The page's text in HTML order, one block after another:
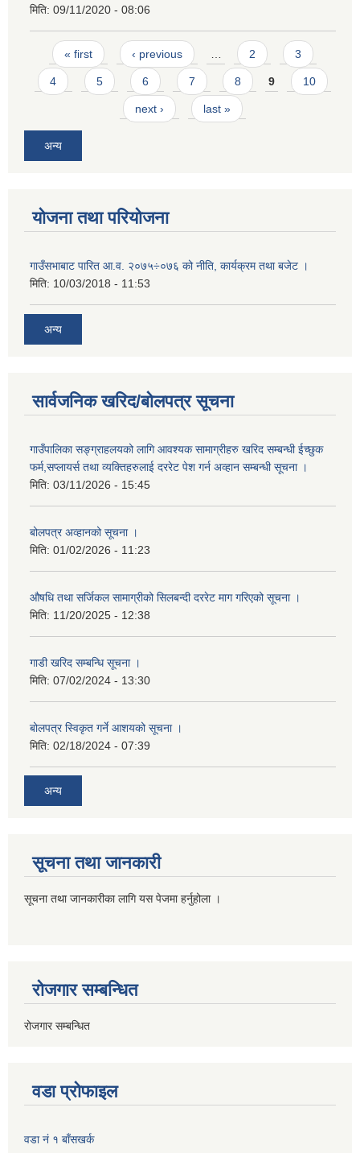
मिति: 09/11/2020 - 08:06
Pages
« first ‹ previous 2 3
4 5 6 7 8 9 10
next › last »
अन्य
योजना तथा परियोजना
गाउँसभाबाट पारित आ.व. २०७५÷०७६ को नीति, कार्यक्रम तथा बजेट ।
मिति: 10/03/2018 - 11:53
अन्य
सार्वजनिक खरिद/बोलपत्र सूचना
गाउँपालिका सङ्ग्राहलयको लागि आवश्यक सामाग्रीहरु खरिद सम्बन्धी ईच्छुक
फर्म,सप्लायर्स तथा व्यक्तिहरुलाई दररेट पेश गर्न अव्हान सम्बन्धी सूचना ।
मिति: 03/11/2026 - 15:45
बोलपत्र अव्हानको सूचना ।
मिति: 01/02/2026 - 11:23
औषधि तथा सर्जिकल सामाग्रीको सिलबन्दी दररेट माग गरिएको सूचना ।
मिति: 11/20/2025 - 12:38
गाडी खरिद सम्बन्धि सूचना ।
मिति: 07/02/2024 - 13:30
बोलपत्र स्विकृत गर्ने आशयको सूचना ।
मिति: 02/18/2024 - 07:39
अन्य
सूचना तथा जानकारी
सूचना तथा जानकारीका लागि यस पेजमा हर्नुहोला ।
रोजगार सम्बन्धित
रोजगार सम्बन्धित
वडा प्रोफाइल
वडा नं १ बाँसखर्क